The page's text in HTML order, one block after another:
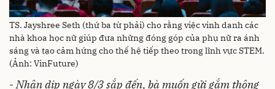
TS. Jayshree Seth (thứ ba từ phải) cho rằng việc vinh danh các
nhà khoa học nữ giúp đưa những đóng góp của phụ nữ ra ánh
sáng và tạo cảm hứng cho thế hệ tiếp theo trong lĩnh vực STEM.
(Ảnh: VinFuture)
-Nhân dịp ngày 8/3 sắp đến, bà muốn gửi gắm thông